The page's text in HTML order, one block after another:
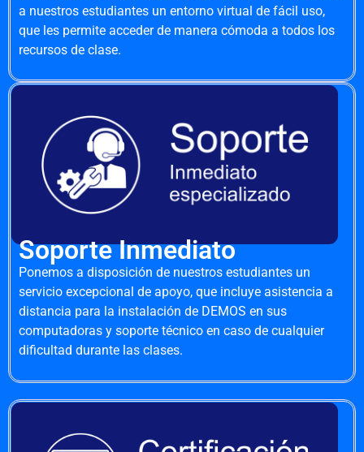
a nuestros estudiantes un entorno virtual de fácil uso,
que les permite acceder de manera cómoda a todos los
recursos de clase.
Soporte Inmediato
Ponemos a disposición de nuestros estudiantes un
servicio excepcional de apoyo, que incluye asistencia a
distancia para la instalación de DEMOS en sus
computadoras y soporte técnico en caso de cualquier
dificultad durante las clases.